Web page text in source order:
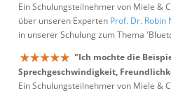
Ein Schulungsteilnehmer von Miele &
über unseren Experten Prof. Dr. Robin
in unserer Schulung zum Thema
"Ich mochte die
Sprechgeschwindigkeit,
Ein Schulungsteilnehmer von Miele &